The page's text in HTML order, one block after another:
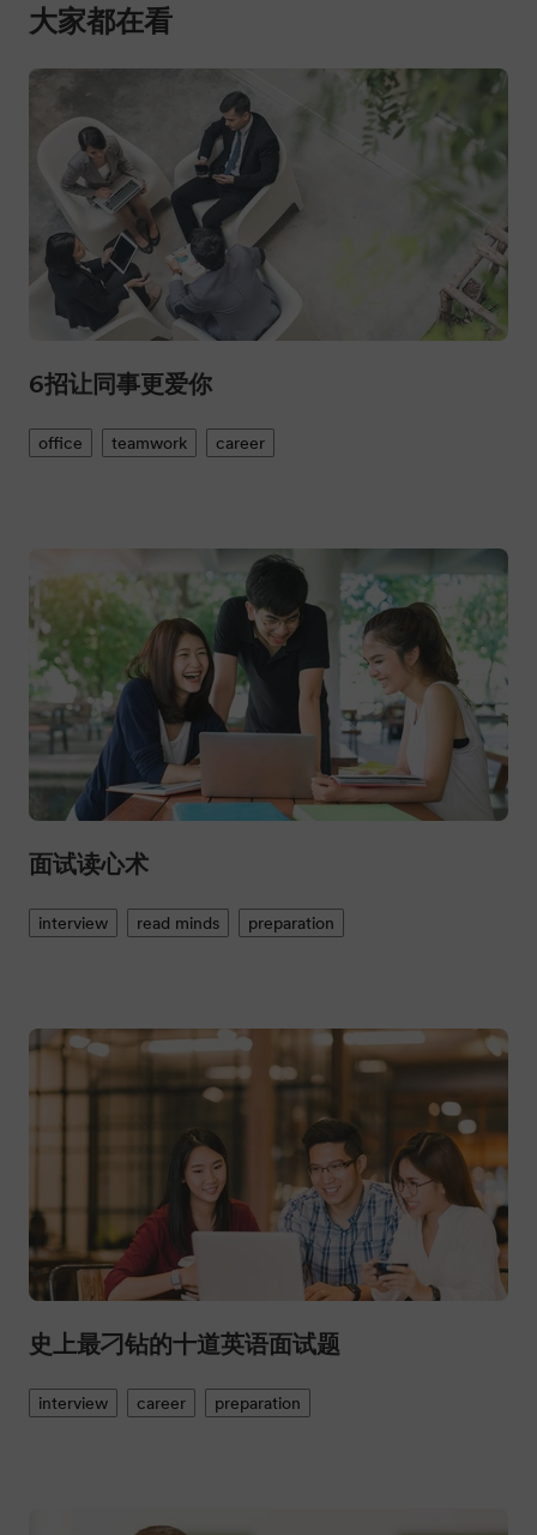
大家都在看
6招让同事更爱你
office teamwork career
面试读心术
interview read minds preparation
史上最刁钻的十道英语面试题
interview career preparation